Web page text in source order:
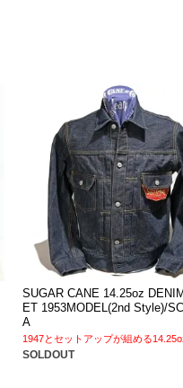
SUGAR CANE 14.25oz
ET 1953MODEL(2nd Style)/
A
1947とセットアップが組める
SOLDOUT